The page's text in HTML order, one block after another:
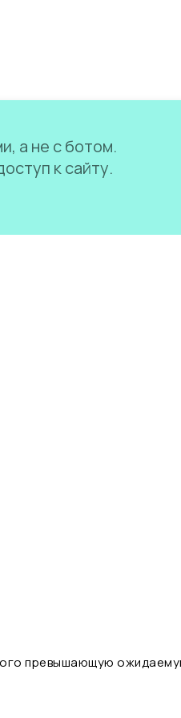
а не с ботом.
к сайту.
превышающую